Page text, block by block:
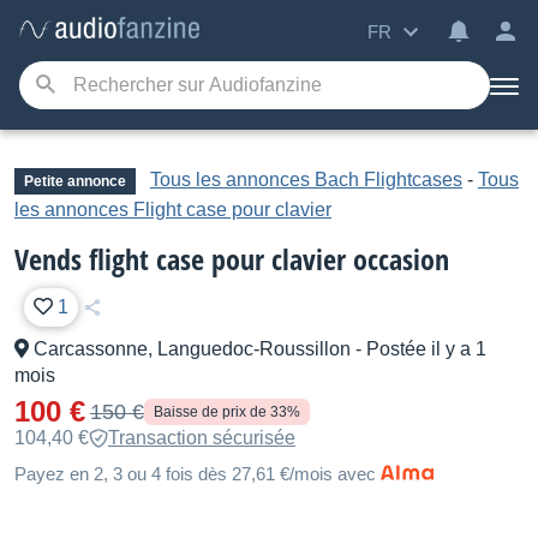
FR
Petite annonce Tous les annonces Bach Flightcases - Tous
les annonces Flight case pour clavier
Vends flight case pour clavier occasion
1
Carcassonne, Languedoc-Roussillon - Postée il y a 1
mois
100 € 150 € Baisse de prix de 33%
104,40 €
Transaction sécurisée
Payez en 2, 3 ou 4 fois dès 27,61 €/mois avec